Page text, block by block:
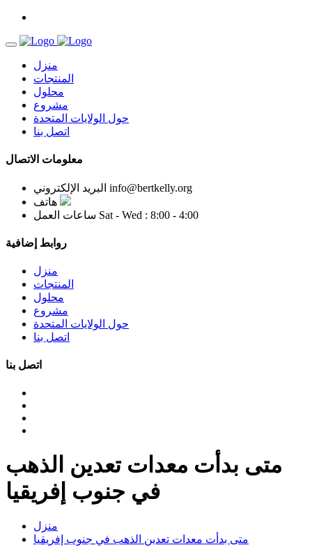
منزل
المنتجات
محلول
مشروع
حول الولايات المتحدة
اتصل بنا
معلومات الاتصال
البريد الإلكتروني info@bertkelly.org
هاتف
ساعات العمل Sat - Wed : 8:00 - 4:00
روابط إضافية
منزل
المنتجات
محلول
مشروع
حول الولايات المتحدة
اتصل بنا
اتصل بنا
متى بدأت معدات تعدين الذهب
في جنوب إفريقيا
منزل
متى بدأت معدات تعدين الذهب في جنوب إفريقيا